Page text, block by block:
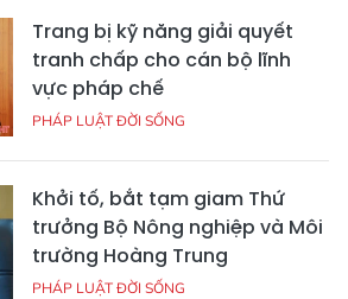
Trang bị kỹ năng giải quyết
tranh chấp cho cán bộ lĩnh
vực pháp chế
PHÁP LUẬT ĐỜI SỐNG
Khởi tố, bắt tạm giam Thứ
trưởng Bộ Nông nghiệp và Môi
trường Hoàng Trung
PHÁP LUẬT ĐỜI SỐNG